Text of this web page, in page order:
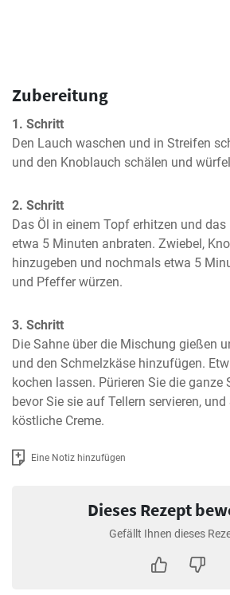
Zubereitung
1. Schritt
Den Lauch waschen und in Streifen
und den Knoblauch schälen und
2. Schritt
Das Öl in einem Topf erhitzen und
etwa 5 Minuten anbraten. Zwiebel,
hinzugeben und nochmals etwa 5
und Pfeffer würzen.
3. Schritt
Die Sahne über die Mischung gießen
und den Schmelzkäse hinzufügen.
kochen lassen. Pürieren Sie die ganze
bevor Sie sie auf Tellern servieren,
köstliche Creme.
Eine Notiz hinzufügen
Dieses Rezept
Gefällt Ihnen dieses